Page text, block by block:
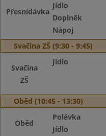
Přesnídávka
Jídlo
Doplněk
Nápoj
Svačina ZŠ (9:30 - 9:45)
Svačina
ZŠ
Jídlo
Oběd (10:45 - 13:30)
Oběd
Polévka
Jídlo